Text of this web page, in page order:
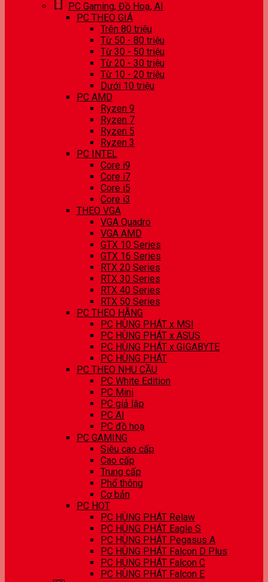
PC Gaming, Đồ Hoạ, AI
PC THEO GIÁ
Trên 80 triệu
Từ 50 - 80 triệu
Từ 30 - 50 triệu
Từ 20 - 30 triệu
Từ 10 - 20 triệu
Dưới 10 triệu
PC AMD
Ryzen 9
Ryzen 7
Ryzen 5
Ryzen 3
PC INTEL
Core i9
Core i7
Core i5
Core i3
THEO VGA
VGA Quadro
VGA AMD
GTX 10 Series
GTX 16 Series
RTX 20 Series
RTX 30 Series
RTX 40 Series
RTX 50 Series
PC THEO HÃNG
PC HÙNG PHÁT x MSI
PC HÙNG PHÁT x ASUS
PC HÙNG PHÁT x GIGABYTE
PC HÙNG PHÁT
PC THEO NHU CẦU
PC White Edition
PC Mini
PC giả lập
PC AI
PC đồ hoạ
PC GAMING
Siêu cao cấp
Cao cấp
Trung cấp
Phổ thông
Cơ bản
PC HOT
PC HÙNG PHÁT Relaw
PC HÙNG PHÁT Eagle S
PC HÙNG PHÁT Pegasus A
PC HÙNG PHÁT Falcon D Plus
PC HÙNG PHÁT Falcon C
PC HÙNG PHÁT Falcon E